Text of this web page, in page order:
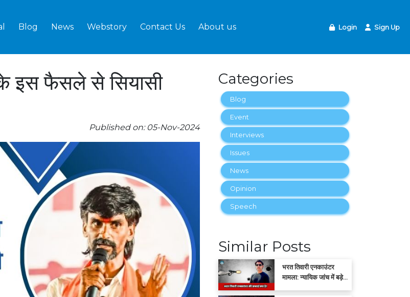
Blog News Webstory Contact Us About us Login Sign Up
के इस फैसले से सियासी
Published on: 05-Nov-2024
Categories
Blog
Event
Interviews
Issues
News
Opinion
Speech
Similar Posts
भरत तिवारी एनकाउंटर
मामला: न्यायिक जांच में बड़े